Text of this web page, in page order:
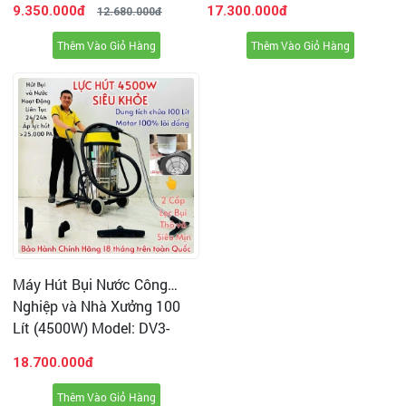
* Đây làưu điểm nổi bật
nhất mà các dòng máy cho gia
đình hiện tại không thể đáp ứng được như máy hút bụi và
nước DV1-15JP
5. Thời gian sử dụng của máy lên tới 24h mà không bị
ngắt như các máy hút thông thường.
9.350.000đ 12.680.000đ
Thêm Vào Giỏ Hàng
17.300.000đ
Thêm Vào Giỏ Hàng
Máy Hút Bụi Nước Công
Nghiệp và Nhà Xưởng 100
Lít (4500W) Model: DV3-
18.700.000đ
Thêm Vào Giỏ Hàng